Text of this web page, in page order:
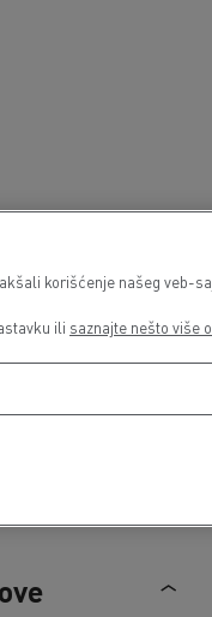
korišćenje našeg veb-
ili saznajte nešto više